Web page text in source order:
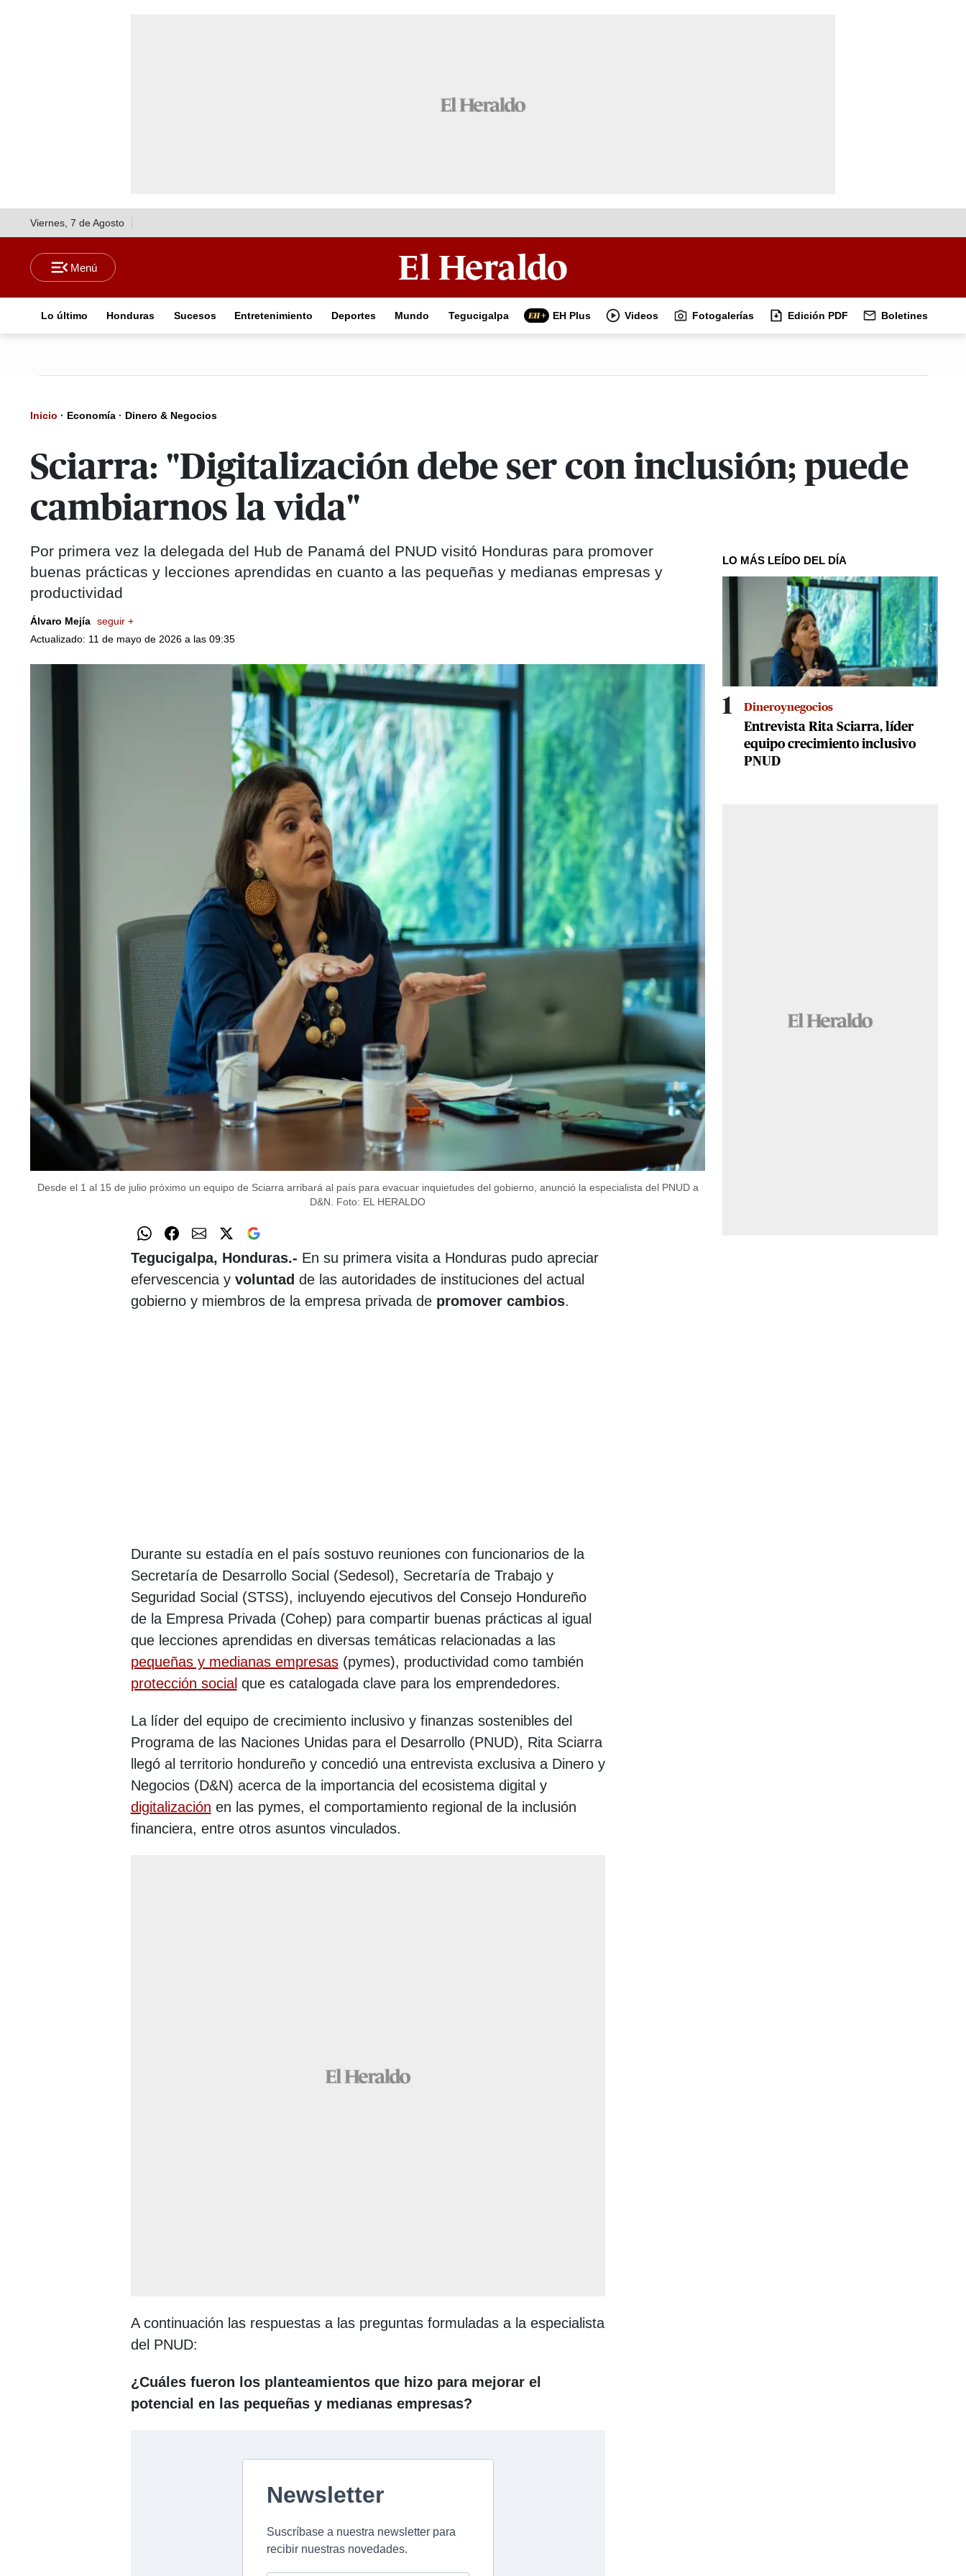
Viernes, 7 de Agosto
Lo último Honduras Sucesos Entretenimiento Deportes Mundo Tegucigalpa EH Plus Videos Fotogalerías Edición PDF Boletines
Inicio · Economía · Dinero & Negocios
Sciarra: "Digitalización debe ser con inclusión; puede
cambiarnos la vida"
Por primera vez la delegada del Hub de Panamá del PNUD visitó Honduras para promover
buenas prácticas y lecciones aprendidas en cuanto a las pequeñas y medianas empresas y
productividad
Álvaro Mejía seguir +
Actualizado: 11 de mayo de 2026 a las 09:35
Desde el 1 al 15 de julio próximo un equipo de Sciarra arribará al país para evacuar inquietudes del gobierno, anunció la especialista del PNUD a
D&N.
Foto: EL HERALDO
Tegucigalpa, Honduras.- En su primera visita a Honduras pudo apreciar
efervescencia y voluntad de las autoridades de instituciones del actual
gobierno y miembros de la empresa privada de promover cambios.
Durante su estadía en el país sostuvo reuniones con funcionarios de la
Secretaría de Desarrollo Social (Sedesol), Secretaría de Trabajo y
Seguridad Social (STSS), incluyendo ejecutivos del Consejo Hondureño
de la Empresa Privada (Cohep) para compartir buenas prácticas al igual
que lecciones aprendidas en diversas temáticas relacionadas a las
pequeñas y medianas empresas(pymes), productividad como también
protección socialque es catalogada clave para los emprendedores.
La líder del equipo de crecimiento inclusivo y finanzas sostenibles del
Programa de las Naciones Unidas para el Desarrollo (PNUD), Rita Sciarra
llegó al territorio hondureño y concedió una entrevista exclusiva a Dinero y
Negocios (D&N) acerca de la importancia del ecosistema digital y
digitalización en las pymes, el comportamiento regional de la inclusión
financiera, entre otros asuntos vinculados.
A continuación las respuestas a las preguntas formuladas a la especialista
del PNUD:
¿Cuáles fueron los planteamientos que hizo para mejorar el
potencial en las pequeñas y medianas empresas?
LO MÁS LEÍDO DEL DÍA
1 Dineroynegocios
Entrevista Rita Sciarra, líder
equipo crecimiento inclusivo
PNUD